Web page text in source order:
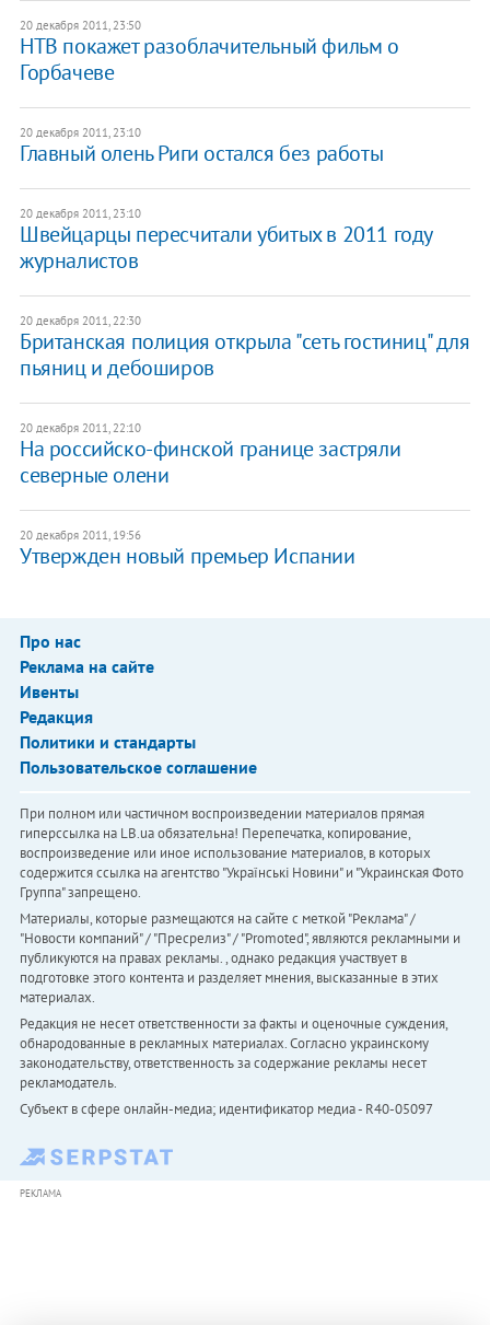
20 декабря 2011, 23:50
НТВ покажет разоблачительный фильм о
Горбачеве
20 декабря 2011, 23:10
Главный олень Риги остался без работы
20 декабря 2011, 23:10
Швейцарцы пересчитали убитых в 2011 году
журналистов
20 декабря 2011, 22:30
Британская полиция открыла "сеть гостиниц" для
пьяниц и дебоширов
20 декабря 2011, 22:10
На российско-финской границе застряли
северные олени
20 декабря 2011, 19:56
​Утвержден новый премьер Испании
Про нас
Реклама на сайте
Ивенты
Редакция
Политики и стандарты
Пользовательское соглашение
При полном или частичном воспроизведении материалов прямая
гиперссылка на LB.ua обязательна! Перепечатка, копирование,
воспроизведение или иное использование материалов, в которых
содержится ссылка на агентство "Українськi Новини" и "Украинская Фото
Группа" запрещено.
Материалы, которые размещаются на сайте с меткой "Реклама" /
"Новости компаний" / "Пресрелиз" / "Promoted", являются рекламными и
публикуются на правах рекламы. , однако редакция участвует в
подготовке этого контента и разделяет мнения, высказанные в этих
материалах.
Редакция не несет ответственности за факты и оценочные суждения,
обнародованные в рекламных материалах. Согласно украинскому
законодательству, ответственность за содержание рекламы несет
рекламодатель.
Субъект в сфере онлайн-медиа; идентификатор медиа - R40-05097
РЕКЛАМА